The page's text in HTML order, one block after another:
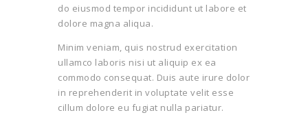
do eiusmod tempor incididunt ut labore et
dolore magna aliqua.
Minim veniam, quis nostrud exercitation
ullamco laboris nisi ut aliquip ex ea
commodo consequat. Duis aute irure dolor
in reprehenderit in voluptate velit esse
cillum dolore eu fugiat nulla pariatur.